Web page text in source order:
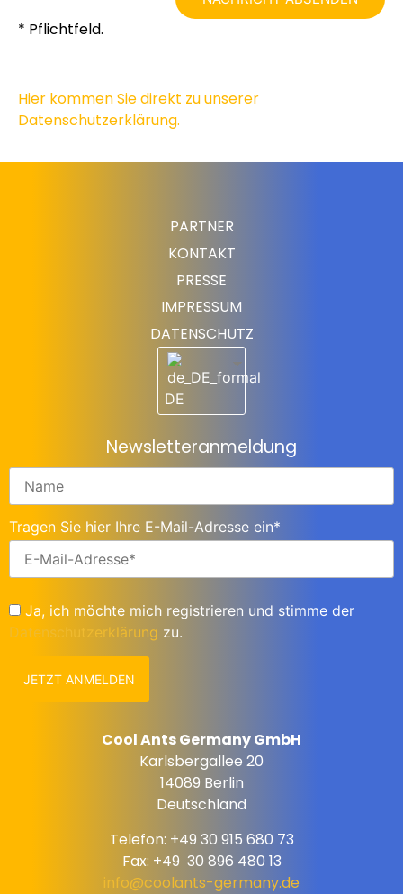
* Pflichtfeld.
Hier kommen Sie direkt zu unserer
Datenschutzerklärung.
PARTNER
KONTAKT
PRESSE
IMPRESSUM
DATENSCHUTZ
DE
Newsletteranmeldung
Tragen Sie hier Ihre E-Mail-Adresse ein*
Ja, ich möchte mich registrieren und stimme der
Datenschutzerklärung zu.
Cool Ants Germany GmbH
Karlsbergallee 20
14089 Berlin
Deutschland
Telefon: +49 30 915 680 73
Fax: +49 30 896 480 13
info@coolants-germany.de